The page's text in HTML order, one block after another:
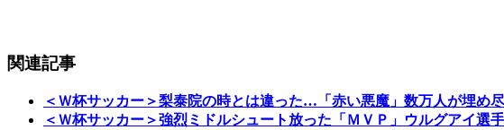
関連記事
＜Ｗ杯サッカー＞梨泰院の時とは違った…「赤い悪魔」数万人が埋め
＜Ｗ杯サッカー＞強烈ミドルシュート放った「ＭＶＰ」ウルグアイ選